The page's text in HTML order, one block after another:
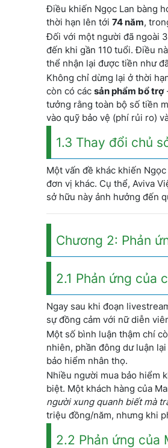
Điều khiến Ngọc Lan bàng
thời hạn lên tới 74 năm,
Đối với một người đã ngoài
đến khi gần 110 tuổi. Điều
thể nhận lại được tiền như
Không chỉ dừng lại ở thời
còn có các sản phẩm bổ trợ
tưởng rằng toàn bộ số tiền
vào quỹ bảo vệ (phí rủi ro)
1.3 Thay đổi chủ
Một vấn đề khác khiến
đơn vị khác. Cụ thể, Aviva
sở hữu này ảnh hưởng đến
Chương 2: Phản
2.1 Phản ứng của
Ngay sau khi đoạn
sự đồng cảm với nữ diễn
Một số bình luận thậm chí
nhiên, phần đông dư luận
bảo hiểm nhân thọ.
Nhiều người mua bảo hiểm
biệt. Một khách hàng của
người xung quanh biết mà
triệu đồng/năm, nhưng khi
2.2 Phản ứng của